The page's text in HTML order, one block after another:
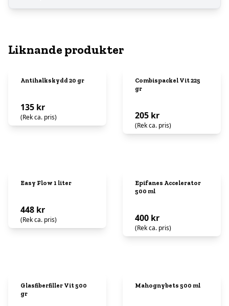
Liknande produkter
Antihalkskydd 20 gr
135 kr
(Rek ca. pris)
Combispackel Vit 225
gr
205 kr
(Rek ca. pris)
Easy Flow 1 liter
448 kr
(Rek ca. pris)
Epifanes Accelerator
500 ml
400 kr
(Rek ca. pris)
Glasfiberfiller Vit 500
gr
Mahognybets 500 ml